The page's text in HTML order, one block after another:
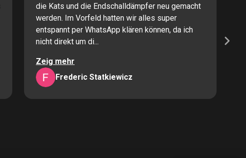
die Kats und die Endschalldämpfer neu gemacht
werden. Im Vorfeld hatten wir alles super
entspannt per WhatsApp klären können, da ich
nicht direkt um di...
Zeig mehr
Frederic Statkiewicz